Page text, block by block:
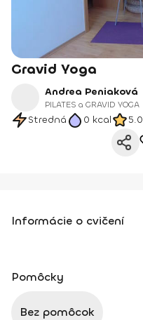
Gravid Yoga
Andrea Peniaková
PILATES a GRAVID YOGA
Stredná 0 kcal 5.0
Informácie o cvičení
Pomôcky
Bez pomôcok